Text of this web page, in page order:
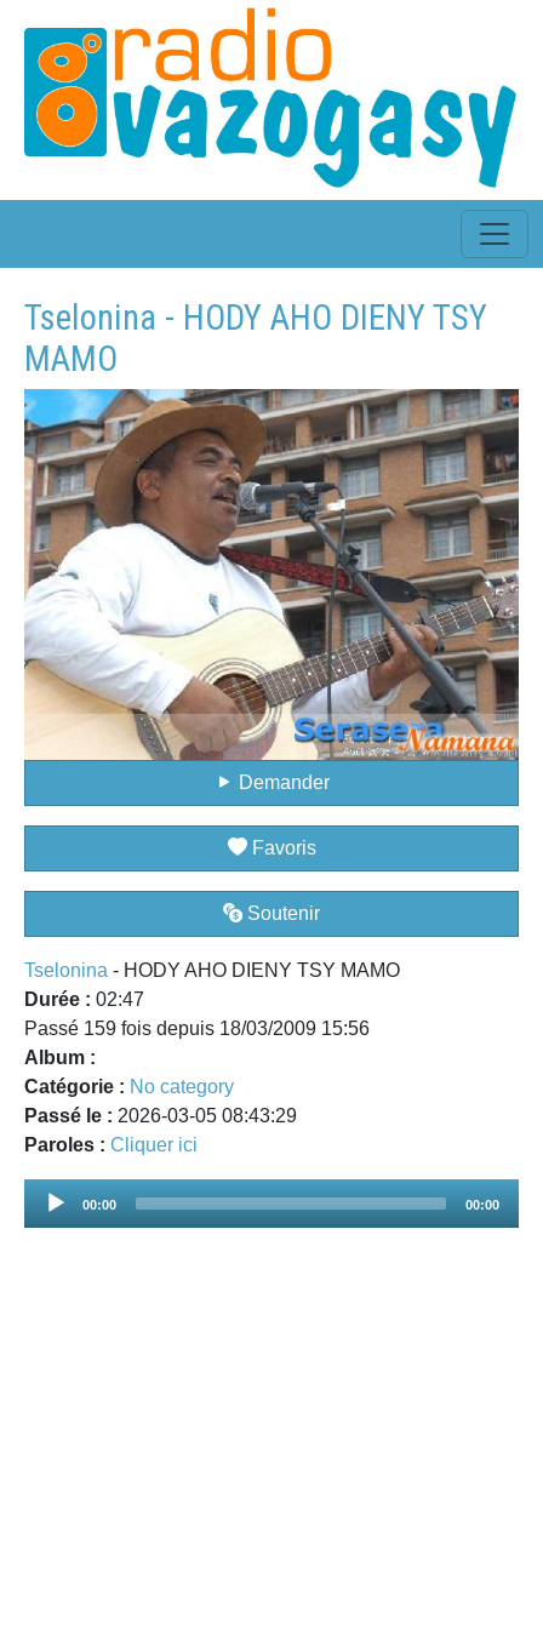
Tselonina - HODY AHO DIENY TSY
MAMO
Demander
Favoris
Soutenir
Tselonina - HODY AHO DIENY TSY MAMO
Durée : 02:47
Passé 159 fois depuis 18/03/2009 15:56
Album :
Catégorie : No category
Passé le : 2026-03-05 08:43:29
Paroles : Cliquer ici
Audio
00:00 00:00